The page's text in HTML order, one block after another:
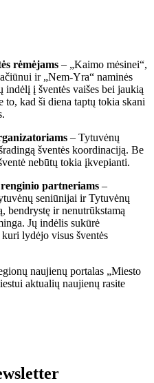
rėmėjams – „Kaimo mėsinei“,
ir „Nem-Yra“ naminės
į šventės vaišes bei jaukią
to, kad ši diena taptų tokia skani
– Tytuvėnų
šventės koordinaciją. Be
nebūtų tokia įkvepianti.
partneriams –
seniūnijai ir Tytuvėnų
bendrystę ir nenutrūkstamą
Jų indėlis sukūrė
lydėjo visus šventės
naujienų portalas „Miesto
aktualių naujienų rasite